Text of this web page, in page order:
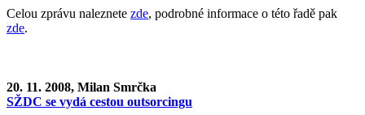
Celou zprávu naleznete zde, podrobné informace o této řadě pak
zde.
20. 11. 2008, Milan Smrčka
SŽDC se vydá cestou outsorcingu